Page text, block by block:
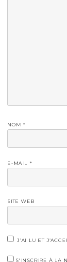
NOM *
E-MAIL *
SITE WEB
J’AI LU ET
S'INSCRIRE À LA